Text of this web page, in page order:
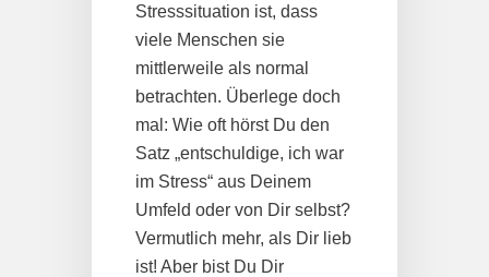
Stresssituation ist, dass
viele Menschen sie
mittlerweile als normal
betrachten. Überlege doch
mal: Wie oft hörst Du den
Satz „entschuldige, ich war
im Stress“ aus Deinem
Umfeld oder von Dir selbst?
Vermutlich mehr, als Dir lieb
ist! Aber bist Du Dir